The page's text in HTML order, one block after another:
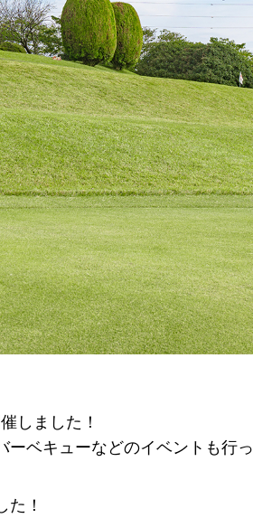
しました！
ベキューなどのイベントも行っ
！